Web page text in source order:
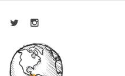
Facebook
TwitterInstagram